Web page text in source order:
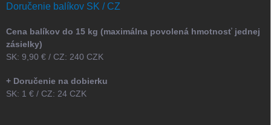
Doručenie balíkov SK / CZ
Cena balíkov do 15 kg (maximálna povolená hmotnosť jednej
zásielky)
SK: 9,90 € / CZ: 240 CZK
+ Doručenie na dobierku
SK: 1 € / CZ: 24 CZK